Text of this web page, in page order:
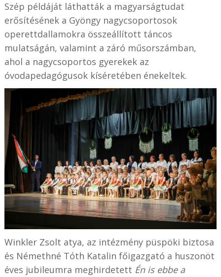
Szép példáját láthatták a magyarságtudat
erősítésének a Gyöngy nagycsoportosok
operettdallamokra összeállított táncos
mulatságán, valamint a záró műsorszámban,
ahol a nagycsoportos gyerekek az
óvodapedagógusok kíséretében énekeltek.
Winkler Zsolt atya, az intézmény püspöki biztosa
és Némethné Tóth Katalin főigazgató a huszonöt
éves jubileumra meghirdetett Én is ebbe a